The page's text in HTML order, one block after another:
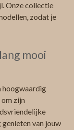
Onze collectie
zodat je
mooi
hoogwaardig
zijn
van jouw